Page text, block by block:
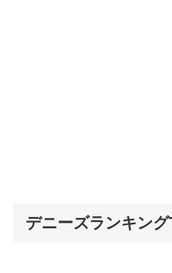
デニーズランキン